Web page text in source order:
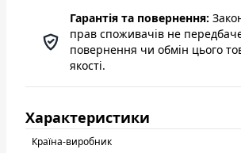
Гарантія та повернення:
прав споживачів не
повернення чи обмін цього
якості.
Характеристики
Країна-виробник